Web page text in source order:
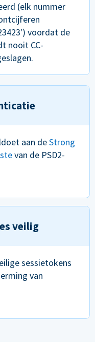
(elk nummer
voordat de
nooit CC-
aan deStrong
van de PSD2-
veilig
sessietokens
van